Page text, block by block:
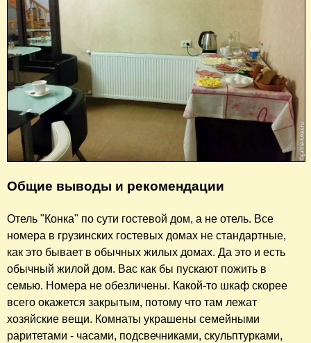
Общие выводы и рекомендации
Отель "Конка" по сути гостевой дом, а не отель. Все
номера в грузинских гостевых домах не стандартные,
как это бывает в обычных жилых домах. Да это и есть
обычный жилой дом. Вас как бы пускают пожить в
семью. Номера не обезличены. Какой-то шкаф скорее
всего окажется закрытым, потому что там лежат
хозяйские вещи. Комнаты украшены семейными
раритетами - часами, подсвечниками, скульптурками,